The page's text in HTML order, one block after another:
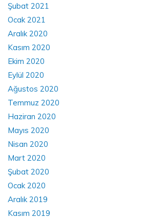
Şubat 2021
Ocak 2021
Aralık 2020
Kasım 2020
Ekim 2020
Eylül 2020
Ağustos 2020
Temmuz 2020
Haziran 2020
Mayıs 2020
Nisan 2020
Mart 2020
Şubat 2020
Ocak 2020
Aralık 2019
Kasım 2019